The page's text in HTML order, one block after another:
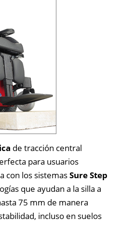
de tracción central
para usuarios
con los sistemasSure Step
que ayudan a la silla a
75 mm de manera
incluso en suelos